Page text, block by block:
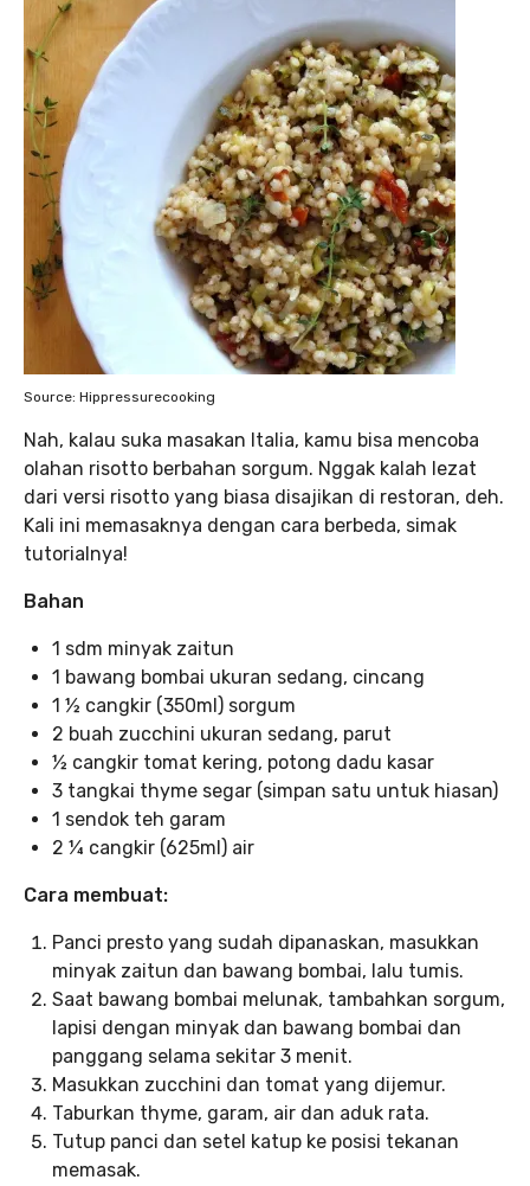
Source: Hippressurecooking
Nah, kalau suka masakan Italia, kamu bisa mencoba
olahan risotto berbahan sorgum. Nggak kalah lezat
dari versi risotto yang biasa disajikan di restoran, deh.
Kali ini memasaknya dengan cara berbeda, simak
tutorialnya!
Bahan
1 sdm minyak zaitun
1 bawang bombai ukuran sedang, cincang
1 ½ cangkir (350ml) sorgum
2 buah zucchini ukuran sedang, parut
½ cangkir tomat kering, potong dadu kasar
3 tangkai thyme segar (simpan satu untuk hiasan)
1 sendok teh garam
2 ¼ cangkir (625ml) air
Cara membuat:
Panci presto yang sudah dipanaskan, masukkan
minyak zaitun dan bawang bombai, lalu tumis.
Saat bawang bombai melunak, tambahkan sorgum,
lapisi dengan minyak dan bawang bombai dan
panggang selama sekitar 3 menit.
Masukkan zucchini dan tomat yang dijemur.
Taburkan thyme, garam, air dan aduk rata.
Tutup panci dan setel katup ke posisi tekanan
memasak.